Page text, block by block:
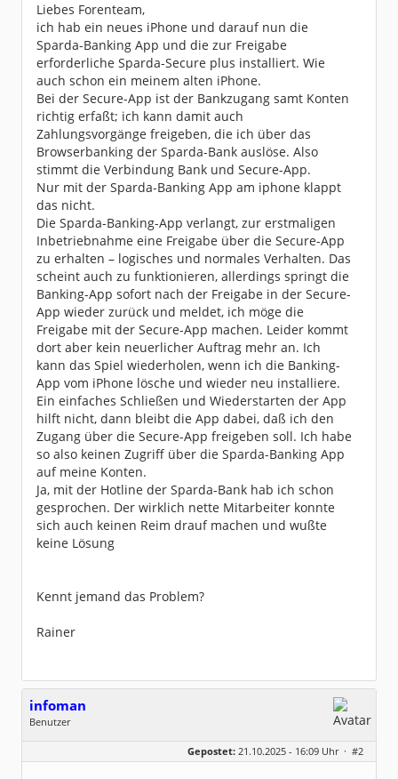
Liebes Forenteam,
ich hab ein neues iPhone und darauf nun die
Sparda-Banking App und die zur Freigabe
erforderliche Sparda-Secure plus installiert. Wie
auch schon ein meinem alten iPhone.
Bei der Secure-App ist der Bankzugang samt Konten
richtig erfaßt; ich kann damit auch
Zahlungsvorgänge freigeben, die ich über das
Browserbanking der Sparda-Bank auslöse. Also
stimmt die Verbindung Bank und Secure-App.
Nur mit der Sparda-Banking App am iphone klappt
das nicht.
Die Sparda-Banking-App verlangt, zur erstmaligen
Inbetriebnahme eine Freigabe über die Secure-App
zu erhalten – logisches und normales Verhalten. Das
scheint auch zu funktionieren, allerdings springt die
Banking-App sofort nach der Freigabe in der Secure-
App wieder zurück und meldet, ich möge die
Freigabe mit der Secure-App machen. Leider kommt
dort aber kein neuerlicher Auftrag mehr an. Ich
kann das Spiel wiederholen, wenn ich die Banking-
App vom iPhone lösche und wieder neu installiere.
Ein einfaches Schließen und Wiederstarten der App
hilft nicht, dann bleibt die App dabei, daß ich den
Zugang über die Secure-App freigeben soll. Ich habe
so also keinen Zugriff über die Sparda-Banking App
auf meine Konten.
Ja, mit der Hotline der Sparda-Bank hab ich schon
gesprochen. Der wirklich nette Mitarbeiter konnte
sich auch keinen Reim drauf machen und wußte
keine Lösung
Kennt jemand das Problem?
Rainer
infoman
Benutzer
Dabei seit:
06 / 2008
Gepostet: 21.10.2025 - 16:09 Uhr · #2